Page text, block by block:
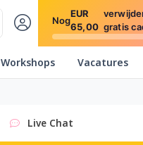
Nog
EUR
65,00 gratis
Workshops Vacatures
Live Chat